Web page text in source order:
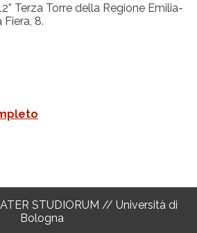
Terza Torre della Regione Emilia-
8.
STUDIORUM // Università di
Bologna